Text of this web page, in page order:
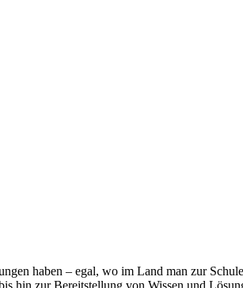
haben – egal, wo im Land man zur
hin zur Bereitstellung von Wissen und